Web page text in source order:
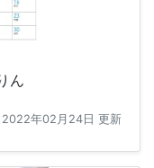
ん
2022年02月24日 更新